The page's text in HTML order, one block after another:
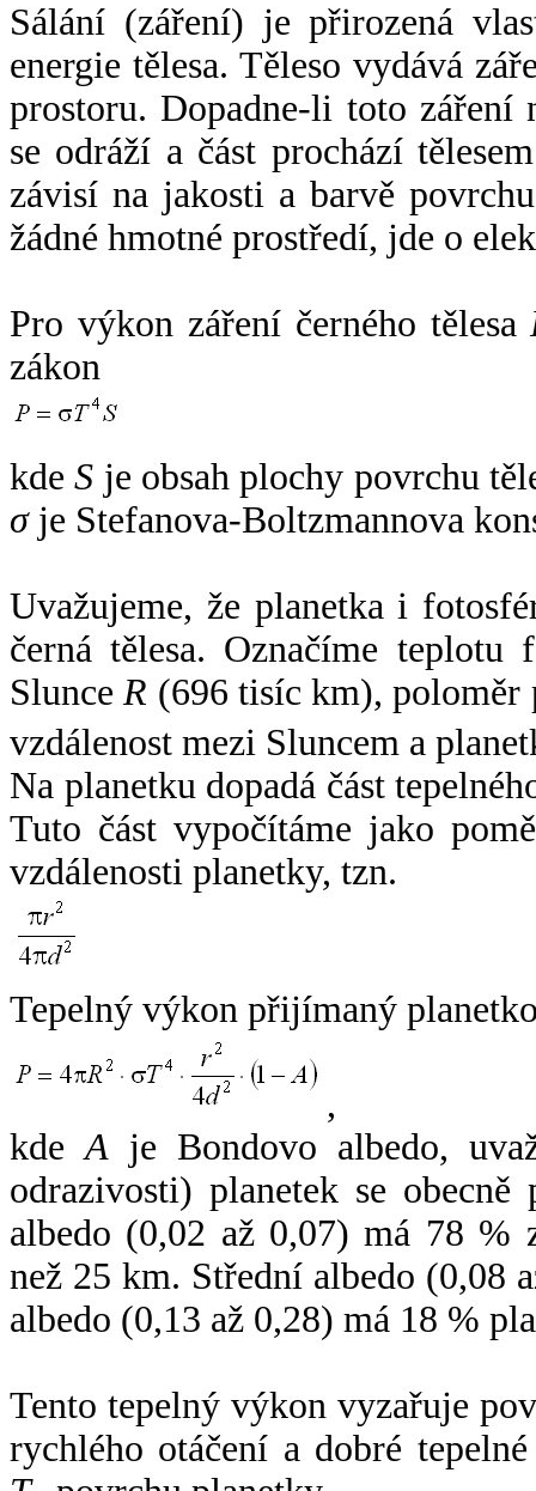
Sálání (záření) je přirozená
energie tělesa. Těleso vydává
prostoru. Dopadne-li toto záření
se odráží a část prochází
závisí na jakosti a barvě
žádné hmotné prostředí, jde o
Pro výkon záření černého tělesa
zákon
kdeS je obsah plochy povrchu
σje Stefanova-Boltzmannova
Uvažujeme, že planetka i
černá tělesa. Označíme
SlunceR (696 tisíc km),
vzdálenost mezi Sluncem a
Na planetku dopadá část
Tuto část vypočítáme jako
vzdálenosti planetky, tzn.
Tepelný výkon přijímaný
,
kdeA je Bondovo albedo,
odrazivosti) planetek se
albedo (0,02 až 0,07) má 78 %
než 25 km. Střední albedo (0,08
albedo (0,13 až 0,28) má 18 %
Tento tepelný výkon vyzařuje
rychlého otáčení a dobré